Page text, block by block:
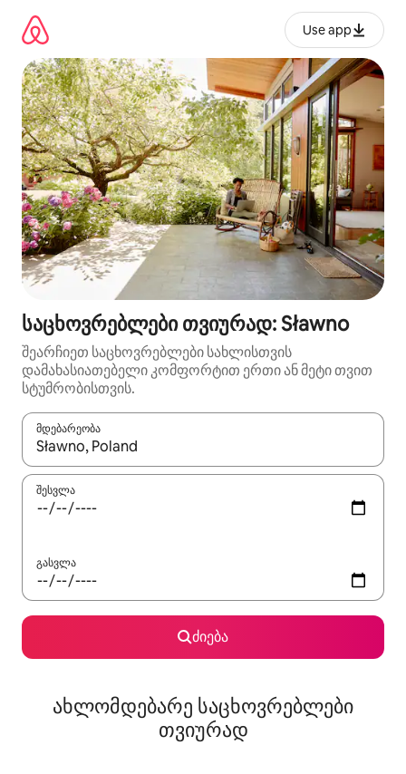
გადასვლა
Use app
საცხოვრებლები თვიურად: Sławno
შეარჩიეთ საცხოვრებლები სახლისთვის
დამახასიათებელი კომფორტით ერთი ან მეტი თვით
სტუმრობისთვის.
მდებარეობა
როცა შედეგები ხელმისაწვდომი გახდება, ნავიგაციისთვის
შესვლა
გასვლა
ძიება
ახლომდებარე საცხოვრებლები
თვიურად